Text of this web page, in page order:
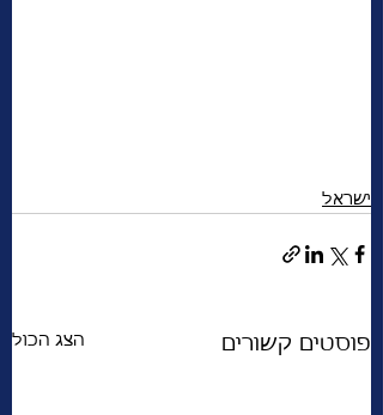
ישראל
פוסטים קשורים הצג הכול